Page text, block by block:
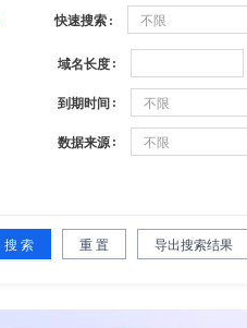
快速搜索 不限
域名长度
到期时间 不限
数据来源 不限
搜 索 重 置 导出搜索结果